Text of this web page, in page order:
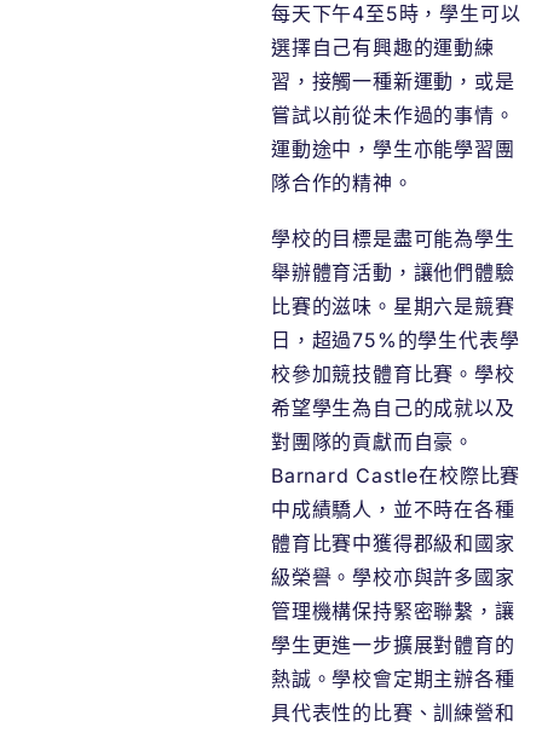
每天下午4至5時，學生可以
選擇自己有興趣的運動練
習，接觸一種新運動，或是
嘗試以前從未作過的事情。
運動途中，學生亦能學習團
隊合作的精神。
學校的目標是盡可能為學生
舉辦體育活動，讓他們體驗
比賽的滋味。星期六是競賽
日，超過75%的學生代表學
校參加競技體育比賽。學校
希望學生為自己的成就以及
對團隊的貢獻而自豪。
Barnard Castle在校際比賽
中成績驕人，並不時在各種
體育比賽中獲得郡級和國家
級榮譽。學校亦與許多國家
管理機構保持緊密聯繫，讓
學生更進一步擴展對體育的
熱誠。學校會定期主辦各種
具代表性的比賽、訓練營和